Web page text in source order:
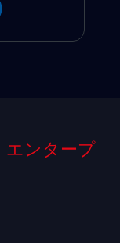
エンタープ